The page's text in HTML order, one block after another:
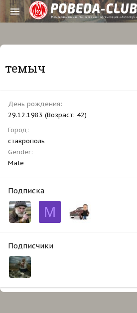
темыч
День рождения
29.12.1983 (Возраст: 42)
Город
ставрополь
Gender
Male
Подписка
M
Подписчики